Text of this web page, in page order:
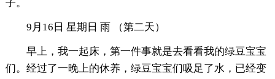
子。
9月16日 星期日 雨 （第二天）
早上，我一起床，第一件事就是去看看我的绿豆宝宝
们。经过了一晚上的休养，绿豆宝宝们吸足了水，已经变